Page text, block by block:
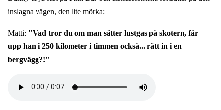
inslagna vägen, den lite mörka:
Matti: "Vad tror du om man sätter lustgas på skotern, får
upp han i 250 kilometer i timmen också... rätt in i en
bergvägg?!"